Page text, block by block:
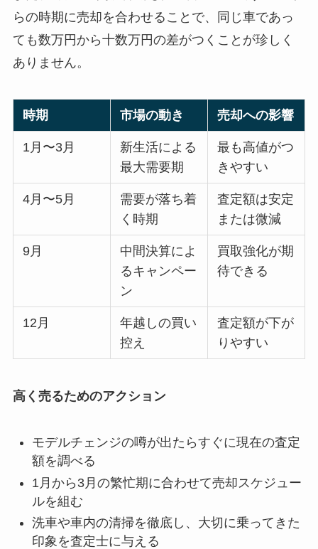
らの時期に売却を合わせることで、同じ車であっ
ても数万円から十数万円の差がつくことが珍しく
ありません。
時期 市場の動き 売却への影響
1月〜3月
新生活による
最大需要期
最も高値がつ
きやすい
4月〜5月
需要が落ち着
く時期
査定額は安定
または微減
9月
中間決算によ
るキャンペー
ン
買取強化が期
待できる
12月
年越しの買い
控え
査定額が下が
りやすい
高く売るためのアクション
モデルチェンジの噂が出たらすぐに現在の査定
額を調べる
1月から3月の繁忙期に合わせて売却スケジュー
ルを組む
洗車や車内の清掃を徹底し、大切に乗ってきた
印象を査定士に与える